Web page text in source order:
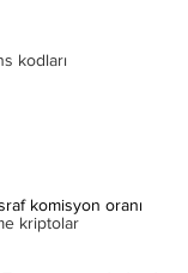
kodları
kriptolar
komisyon oranı